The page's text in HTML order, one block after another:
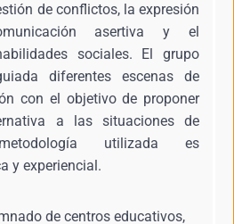
de conflictos, la expresión
asertiva y el
sociales. El grupo
diferentes escenas de
con el objetivo de proponer
a las situaciones de
utilizada es
y experiencial.
de centros educativos,